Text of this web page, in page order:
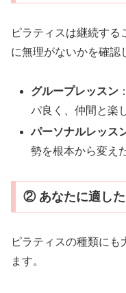
ピラティスは継続す
に無理がないかを確認
グループレッスン
パ良く、仲間と楽
パーソナルレッス
勢を根本から変え
② あなたに適した
ピラティスの種類にも
ます。